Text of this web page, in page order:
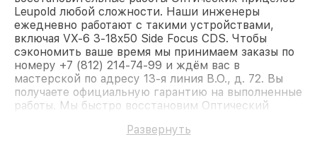
Leupold любой сложности. Наши инженеры
ежедневно работают с такими устройствами,
включая VX-6 3-18x50 Side Focus CDS. Чтобы
сэкономить ваше время мы принимаем заказы по
номеру +7 (812) 214-74-99 и ждём вас в
мастерской по адресу 13-я линия В.О., д. 72. Вы
получаете официальную гарантию на выполненные
работы. Мы быстро восстановим Оптический
Развернуть